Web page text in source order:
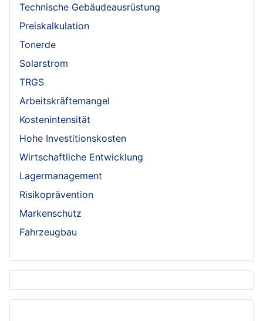
Technische Gebäudeausrüstung
Preiskalkulation
Tonerde
Solarstrom
TRGS
Arbeitskräftemangel
Kostenintensität
Hohe Investitionskosten
Wirtschaftliche Entwicklung
Lagermanagement
Risikoprävention
Markenschutz
Fahrzeugbau